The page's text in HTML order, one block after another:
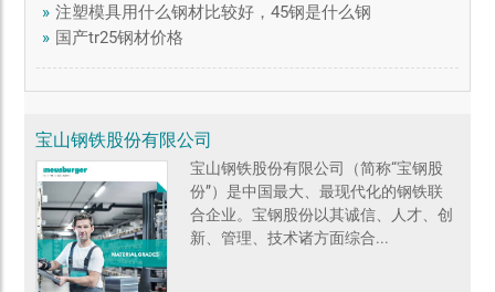
» 注塑模具用什么钢材比较好，45钢是什么钢
» 国产tr25钢材价格
宝山钢铁股份有限公司
宝山钢铁股份有限公司（简称“宝钢股
份”）是中国最大、最现代化的钢铁联
合企业。宝钢股份以其诚信、人才、创
新、管理、技术诸方面综合...